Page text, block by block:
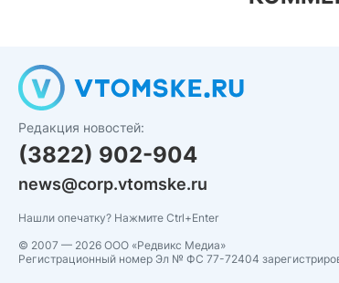
Редакция новостей:
(3822) 902-904
news@corp.vtomske.ru
Нашли опечатку? Нажмите Ctrl+Enter
© 2007 — 2026 ООО «Редвикс Медиа»
Регистрационный номер Эл № ФС 77-72404